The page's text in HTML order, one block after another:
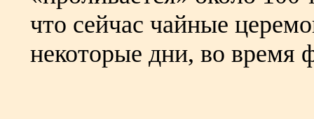
что сейчас чайные
некоторые дни, во время